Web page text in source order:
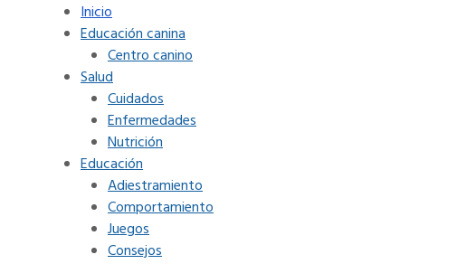
Inicio
Educación canina
Centro canino
Salud
Cuidados
Enfermedades
Nutrición
Educación
Adiestramiento
Comportamiento
Juegos
Consejos